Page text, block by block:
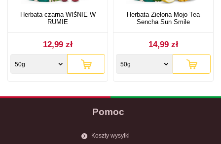
Herbata czarna WIŚNIE W
RUMIE
12,99 zł
50g
Herbata Zielona Mojo Tea
Sencha Sun Smile
14,99 zł
50g
Pomoc
Koszty wysyłki